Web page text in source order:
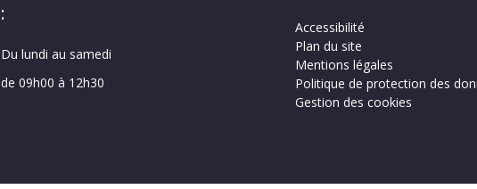
:
Du lundi au samedi
de 09h00 à 12h30
Accessibilité
Plan du site
Mentions légales
Politique de protection des
Gestion des cookies